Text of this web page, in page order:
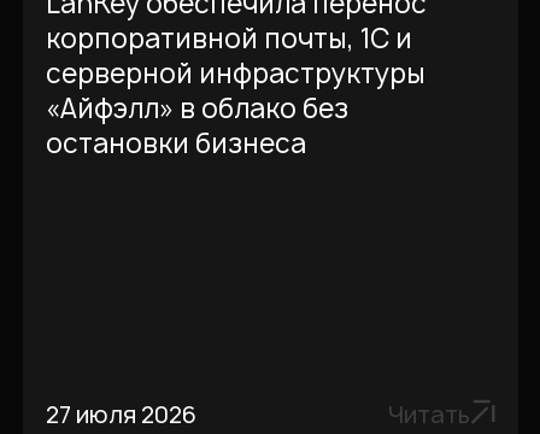
корпоративной почты, 1С и
серверной инфраструктуры
«Айфэлл» в облако без
остановки бизнеса
27 июля 2026 Читать